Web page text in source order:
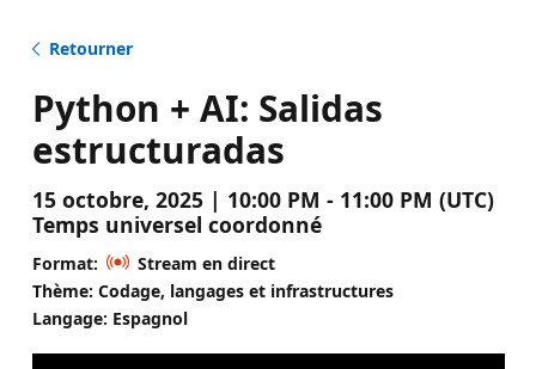
Retourner
Python + AI: Salidas
estructuradas
15 octobre, 2025 | 10:00 PM - 11:00 PM (UTC)
Temps universel coordonné
Format:
Stream en direct
Thème: Codage, langages et infrastructures
Langage: Espagnol